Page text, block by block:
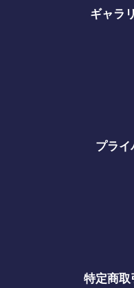
ギャラ
プラ
特定商